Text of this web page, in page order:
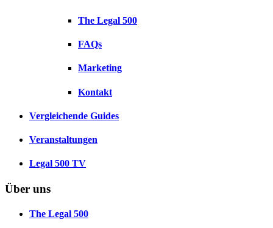
The Legal 500
FAQs
Marketing
Kontakt
Vergleichende Guides
Veranstaltungen
Legal 500 TV
Über uns
The Legal 500